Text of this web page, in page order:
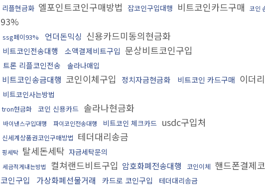
리플현금화 엘포인트코인구매방법 잡코인구입대행 비트코인카드구매 코인
93%
ssg페이93% 언더돈믹싱 신용카드미동의현금화
비트코인전송대행 소액결제비트구입 문상비트코인구입
트론 리플코인전송 솔라나매입
비트코인송금대행 코인이체구입 정치자금현금화 비트코인 카드구매 이더
비트코인사는방법
tron현금화 코인 신용카드 솔라나현금화
바이낸스구입대행 파이코인전송대행 비트코인 체크카드 usdc구입처
신세계상품권코인구매방법 테더대리송금
핑세탁 탈세돈세탁 자금세탁문의
세금적게내는방법 컬쳐랜드비트구입 암호화폐전송대행 코인이체 핸드폰결제
코인구입
가상화폐선물거래 카드로 코인구입 테더대리송금